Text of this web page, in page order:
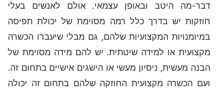
דבר-מה היטב ובאופן עצמאי. אולם לאנשים בעלי
חוזקות יש בדרך כלל רמה מסוימת של יכולת תפיסה
במיומנויות המקצועיות שלהם, גם מבלי שיעברו הכשרה
מקצועית או למידה שיטתית. יש להם מידה מסוימת של
הבנה מעשית, ניסיון מעשי או הישגים אישיים בתחום זה.
ועם הכשרה מקצועית החוזקה שלהם בתחום זה יכולה